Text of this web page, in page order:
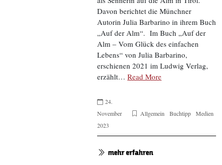
Davon berichtet die Münchner
Autorin Julia Barbarino in ihrem Buch
„Auf der Alm“. Im Buch „Auf der
Alm – Vom Glück des einfachen
Lebens“ von Julia Barbarino,
erschienen 2021 im Ludwig Verlag,
erzählt… Read More
24.
November
2023
Allgemein Buchtipp Medien
mehr erfahren